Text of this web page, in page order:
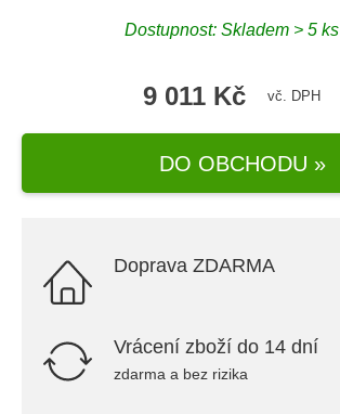
Dostupnost: Skladem > 5 ks
9 011 Kč vč. DPH
DO OBCHODU »
Doprava ZDARMA
Vrácení zboží do 14 dní
zdarma a bez rizika